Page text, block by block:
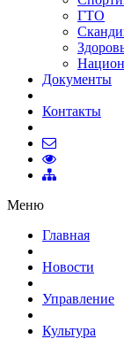
ГТО
Документы
Контакты
Меню
Главная
Новости
Управление
Культура